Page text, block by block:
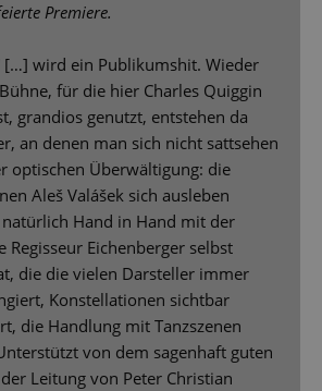
Premiere.
[…] wird ein Publikumshit. Wieder
für die hier Charles Quiggin
grandios genutzt, entstehen da
an denen man sich nicht sattsehen
optischen Überwältigung: die
Aleš Valášek sich ausleben
Hand in Hand mit der
Regisseur Eichenberger selbst
die die vielen Darsteller immer
Konstellationen sichtbar
die Handlung mit Tanzszenen
von dem sagenhaft guten
Leitung von Peter Christian